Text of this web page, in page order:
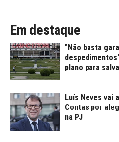
Em destaque
"Não basta
plano para
Luís Neves vai
Contas por
na PJ